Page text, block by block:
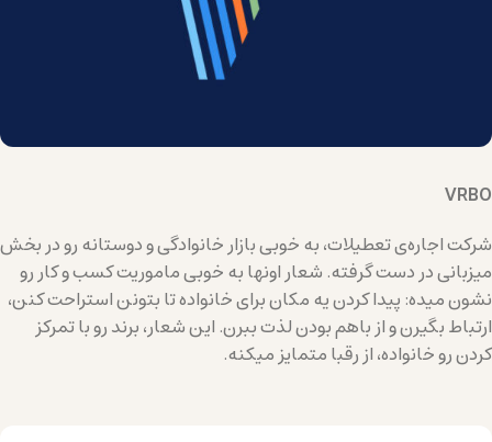
VRBO
شرکت اجاره‌ی تعطیلات، به خوبی بازار خانوادگی و دوستانه‌ رو در بخش
میزبانی در دست گرفته. شعار اونها به خوبی ماموریت کسب و کار رو
نشون میده: پیدا کردن یه مکان برای خانواده تا بتونن استراحت کنن،
ارتباط بگیرن و از باهم بودن لذت ببرن. این شعار، برند رو با تمرکز
کردن رو خانواده، از رقبا متمایز میکنه.